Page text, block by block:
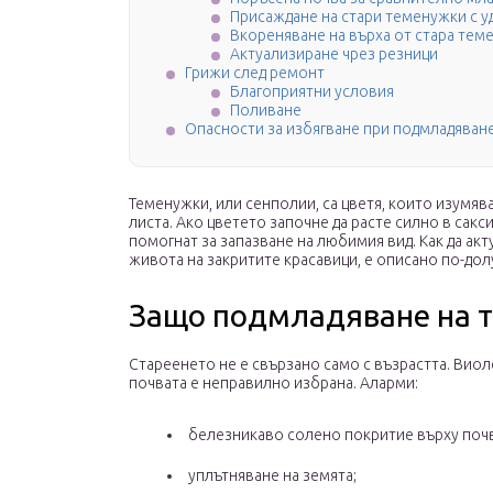
Присаждане на стари теменужки с
Вкореняване на върха от стара
Актуализиране чрез резници
Грижи след ремонт
Благоприятни условия
Поливане
Опасности за избягване при
Теменужки, или сенполии, са цветя, които
листа. Ако цветето започне да расте силно в
помогнат за запазване на любимия вид. Как да
живота на закритите красавици, е описано по-
Защо подмладяване на
Стареенето не е свързано само с възрастта.
почвата е неправилно избрана. Аларми:
белезникаво солено покритие върху
уплътняване на земята;